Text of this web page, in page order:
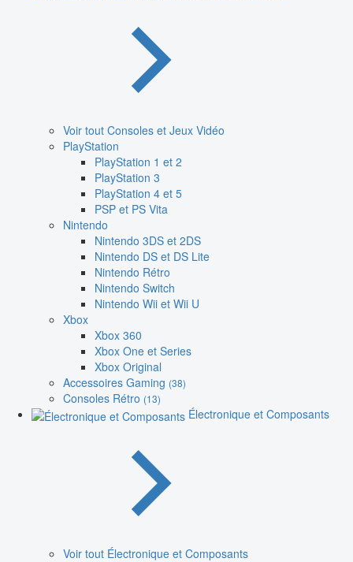
Voir tout Consoles et Jeux Vidéo
PlayStation
PlayStation 1 et 2
PlayStation 3
PlayStation 4 et 5
PSP et PS Vita
Nintendo
Nintendo 3DS et 2DS
Nintendo DS et DS Lite
Nintendo Rétro
Nintendo Switch
Nintendo Wii et Wii U
Xbox
Xbox 360
Xbox One et Series
Xbox Original
Accessoires Gaming (38)
Consoles Rétro (13)
Électronique et Composants
Voir tout Électronique et Composants